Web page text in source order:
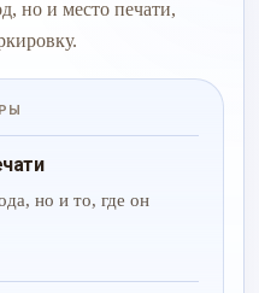
но и место печати,
но и то, где он